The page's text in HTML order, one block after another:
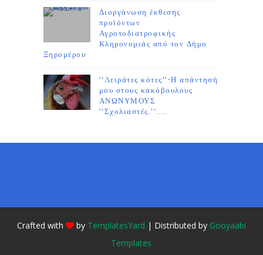
Διοργάνωση έκθεσης
προϊόντων
Αγροτοδιατροφικής
Κληρονομιάς από τον Δήμο
Ξηρομέρου
''Λειράτες κότες''-Η απάντησή
μου στους κακόβουλους
ΑΝΩΝΥΜΟΥΣ
''Σχολιαστές.''....
Crafted with by TemplatesYard | Distributed by Gooyaabi
Templates